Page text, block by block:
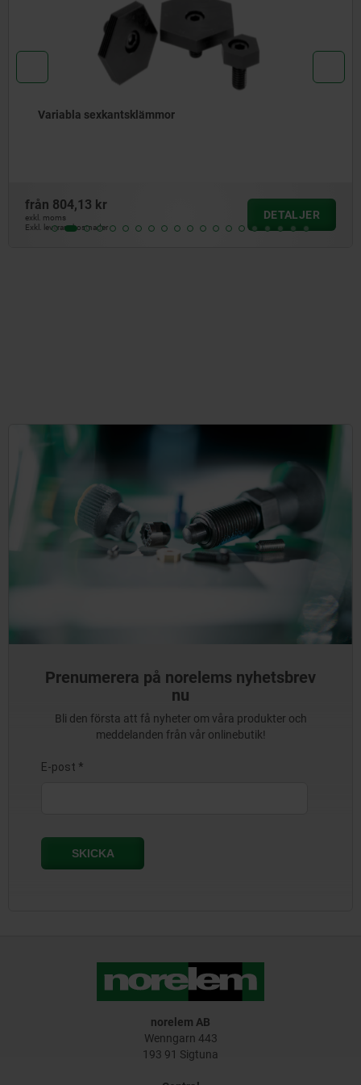
från
exkl. moms
Exkl. leveranskostnader
Prenumerera på norelems nyhetsbrev
nu
Bli den första att få nyheter om våra produkter och
meddelanden från vår onlinebutik!
norelem AB
Wenngarn 443
193 91 Sigtuna